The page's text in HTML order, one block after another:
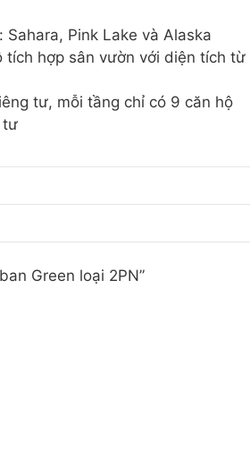
Pink Lake và Alaska
tích hợp sân vườn với diện tích từ
tư, mỗi tầng chỉ có 9 căn hộ
tư
Green loại 2PN”